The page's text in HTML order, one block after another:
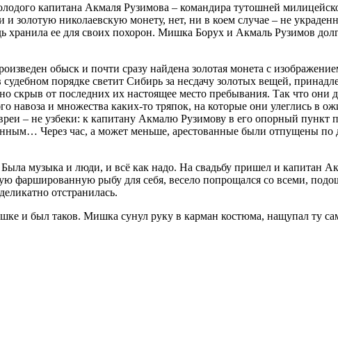
капитана Акмаля Рузимова – командира тутошней
николаевскую монету, нет, ни в коем случае – не
хранила ее для своих похорон. Мишка Борух и Акмаль Рузимов
обыск и почти сразу найдена золотая монета с
порядке светит Сибирь за несдачу золотых вещей,
скрыв от последних их настоящее место пребывания. Так что
и множества каких-то тряпок, на которые они улеглись в
– не узбеки: к капитану Акмалю Рузимову в его опорный пункт
Через час, а может меньше, арестованные были отпущены
музыка и люди, и всё как надо. На свадьбу пришел и капитан
фаршированную рыбу для себя, весело попрощался со всеми,
отстранилась.
и был таков. Мишка сунул руку в карман костюма, нащупал ту